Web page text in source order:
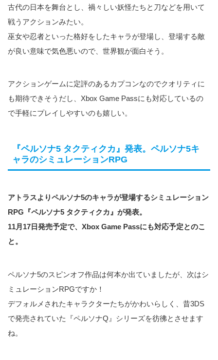
古代の日本を舞台とし、禍々しい妖怪たちと刀などを用いて
戦うアクションみたい。
巫女や忍者といった格好をしたキャラが登場し、登場する敵
が良い意味で気色悪いので、世界観が面白そう。
アクションゲームに定評のあるカプコンなのでクオリティに
も期待できそうだし、Xbox Game Passにも対応しているの
で手軽にプレイしやすいのも嬉しい。
『ペルソナ5 タクティクカ』発表。ペルソナ5キ
ャラのシミュレーションRPG
アトラスよりペルソナ5のキャラが登場するシミュレーション
RPG『ペルソナ5 タクティクカ』が発表。
11月17日発売予定で、Xbox Game Passにも対応予定とのこ
と。
ペルソナ5のスピンオフ作品は何本か出ていましたが、次はシ
ミュレーションRPGですか！
デフォルメされたキャラクターたちがかわいらしく、昔3DS
で発売されていた『ペルソナQ』シリーズを彷彿とさせます
ね。